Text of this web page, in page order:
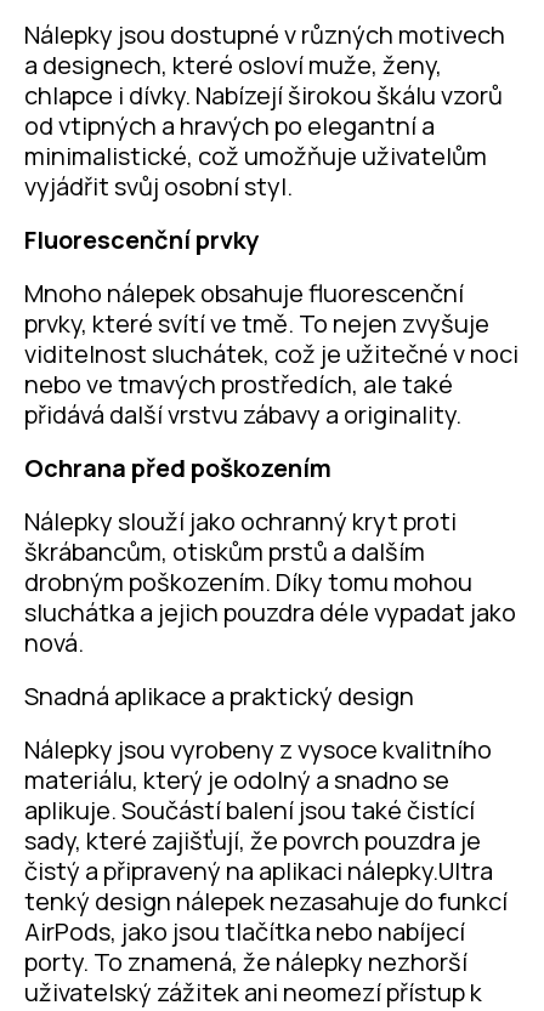
Nálepky jsou dostupné v různých motivech
a designech, které osloví muže, ženy,
chlapce i dívky. Nabízejí širokou škálu vzorů
od vtipných a hravých po elegantní a
minimalistické, což umožňuje uživatelům
vyjádřit svůj osobní styl.
Fluorescenční prvky
Mnoho nálepek obsahuje fluorescenční
prvky, které svítí ve tmě. To nejen zvyšuje
viditelnost sluchátek, což je užitečné v noci
nebo ve tmavých prostředích, ale také
přidává další vrstvu zábavy a originality.
Ochrana před poškozením
Nálepky slouží jako ochranný kryt proti
škrábancům, otiskům prstů a dalším
drobným poškozením. Díky tomu mohou
sluchátka a jejich pouzdra déle vypadat jako
nová.
Snadná aplikace a praktický design
Nálepky jsou vyrobeny z vysoce kvalitního
materiálu, který je odolný a snadno se
aplikuje. Součástí balení jsou také čistící
sady, které zajišťují, že povrch pouzdra je
čistý a připravený na aplikaci nálepky.Ultra
tenký design nálepek nezasahuje do funkcí
AirPods, jako jsou tlačítka nebo nabíjecí
porty. To znamená, že nálepky nezhorší
uživatelský zážitek ani neomezí přístup k